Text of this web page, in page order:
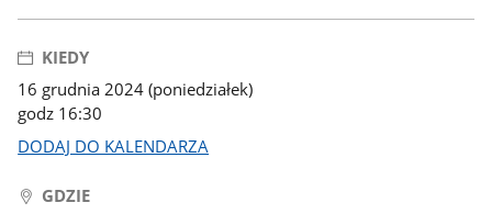
KIEDY
16 grudnia 2024 (poniedziałek)
godz 16:30
DODAJ DO KALENDARZA
GDZIE